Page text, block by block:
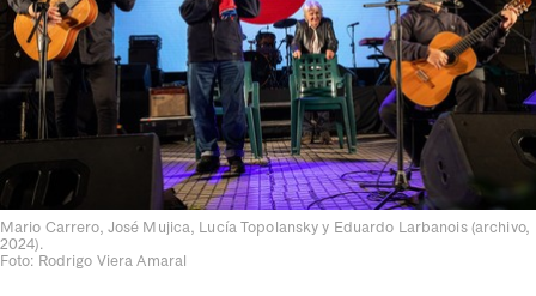
Mario Carrero, José Mujica, Lucía Topolansky y Eduardo Larbanois (archivo,
2024).
Foto: Rodrigo Viera Amaral